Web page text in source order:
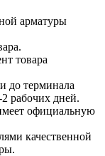
арматуры
товара
до терминала
рабочих дней.
официальную
качественной